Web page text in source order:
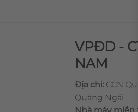
VPĐD -
NAM
Địa chỉ: CCN
Quảng Ngãi